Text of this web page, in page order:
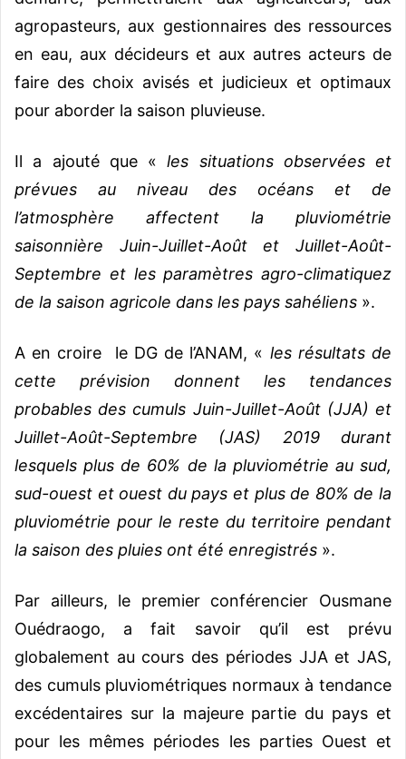
agropasteurs, aux gestionnaires des ressources
en eau, aux décideurs et aux autres acteurs de
faire des choix avisés et judicieux et optimaux
pour aborder la saison pluvieuse.
Il a ajouté que «les situations observées et
prévues au niveau des océans et de
l’atmosphère affectent la pluviométrie
saisonnière Juin-Juillet-Août et Juillet-Août-
Septembre et les paramètres agro-climatiquez
de la saison agricole dans les pays sahéliens ».
A en croire le DG de l’ANAM, « les résultats de
cette prévision donnent les tendances
probables des cumuls Juin-Juillet-Août (JJA) et
Juillet-Août-Septembre (JAS) 2019 durant
lesquels plus de 60% de la pluviométrie au sud,
sud-ouest et ouest du pays et plus de 80% de la
pluviométrie pour le reste du territoire pendant
la saison des pluies ont été enregistrés ».
Par ailleurs, le premier conférencier Ousmane
Ouédraogo, a fait savoir qu’il est prévu
globalement au cours des périodes JJA et JAS,
des cumuls pluviométriques normaux à tendance
excédentaires sur la majeure partie du pays et
pour les mêmes périodes les parties Ouest et